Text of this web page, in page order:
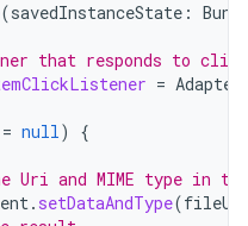
(savedInstanceState :
that responds to
=
null)
{
Uri and MIME type in
. setDataAndType(